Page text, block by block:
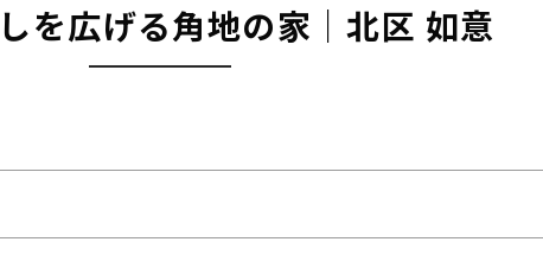
しを広げる角地の家｜北区 如意